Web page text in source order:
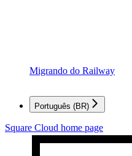
Migrando do Railway
Português (BR)
Square Cloud home page